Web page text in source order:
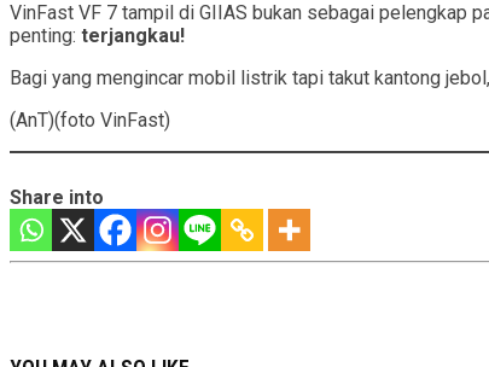
VinFast VF 7 tampil di GIIAS bukan sebagai pelengkap
penting: terjangkau!
Bagi yang mengincar mobil listrik tapi takut kantong
(AnT)(foto VinFast)
Share into